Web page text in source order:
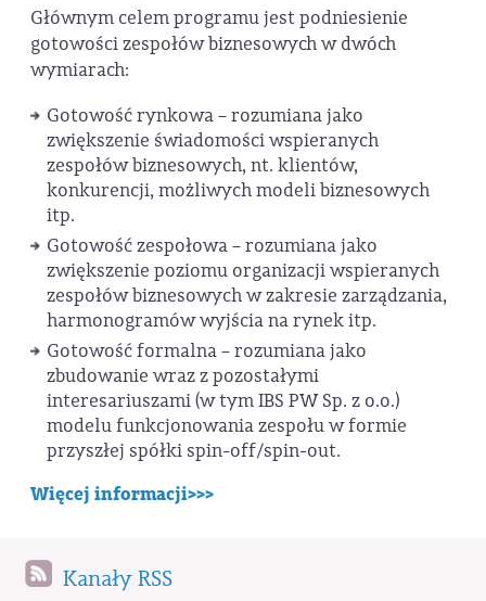
Głównym celem programu jest podniesienie
gotowości zespołów biznesowych w dwóch
wymiarach:
Gotowość rynkowa – rozumiana jako
zwiększenie świadomości wspieranych
zespołów biznesowych, nt. klientów,
konkurencji, możliwych modeli biznesowych
itp.
Gotowość zespołowa – rozumiana jako
zwiększenie poziomu organizacji wspieranych
zespołów biznesowych w zakresie zarządzania,
harmonogramów wyjścia na rynek itp.
Gotowość formalna – rozumiana jako
zbudowanie wraz z pozostałymi
interesariuszami (w tym IBS PW Sp. z o.o.)
modelu funkcjonowania zespołu w formie
przyszłej spółki spin-off/spin-out.
Więcej informacji>>>
Kanały RSS